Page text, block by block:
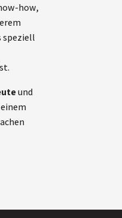
how,
speziell
und